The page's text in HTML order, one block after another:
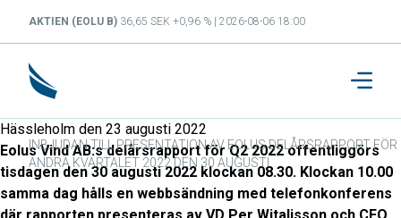
AKTIEN (EOLU B) 36,65 SEK +0,96 % | 2026-08-06 18:00
INBJUDAN TILL PRESENTATION AV EOLUS DELÅRSRAPPORT FÖR
ANDRA KVARTALET 2022 DEN 30 AUGUSTI
Hässleholm den 23 augusti 2022
Eolus Vind AB:s delårsrapport för Q2 2022 offentliggörs
tisdagen den 30 augusti 2022 klockan 08.30. Klockan 10.00
samma dag hålls en webbsändning med telefonkonferens